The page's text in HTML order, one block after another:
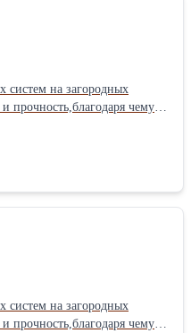
систем на загородных
прочность,благодаря чему
систем на загородных
прочность,благодаря чему